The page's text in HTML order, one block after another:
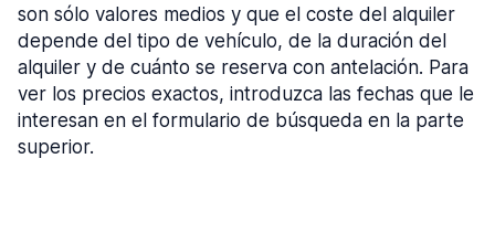
son sólo valores medios y que el coste del alquiler
depende del tipo de vehículo, de la duración del
alquiler y de cuánto se reserva con antelación. Para
ver los precios exactos, introduzca las fechas que le
interesan en el formulario de búsqueda en la parte
superior.